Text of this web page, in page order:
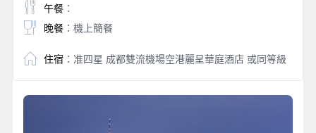
午餐：
晚餐：機上簡餐
住宿 ：准四星 成都雙流機場空港麗呈華庭酒店 或同等級